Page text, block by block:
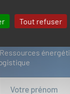
Tout refuser
Ressources